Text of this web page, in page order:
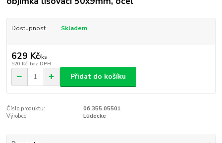
Dostupnost Skladem
629 Kč/ks
520 Kč bez DPH
Přidat do košíku
Číslo produktu:
06.355.05501
Výrobce:
Lüdecke